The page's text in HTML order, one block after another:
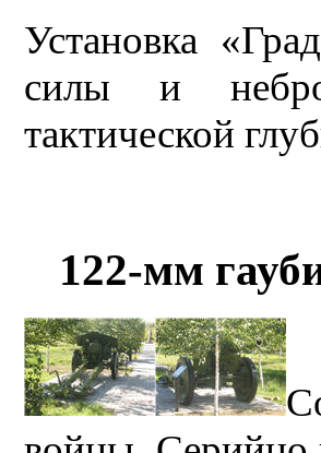
Установка
силы и
тактической
122-мм